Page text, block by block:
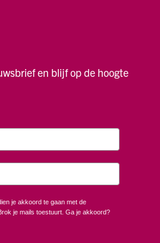
en blijf op de hoogte
je akkoord te gaan met de
je mails toestuurt. Ga je akkoord?